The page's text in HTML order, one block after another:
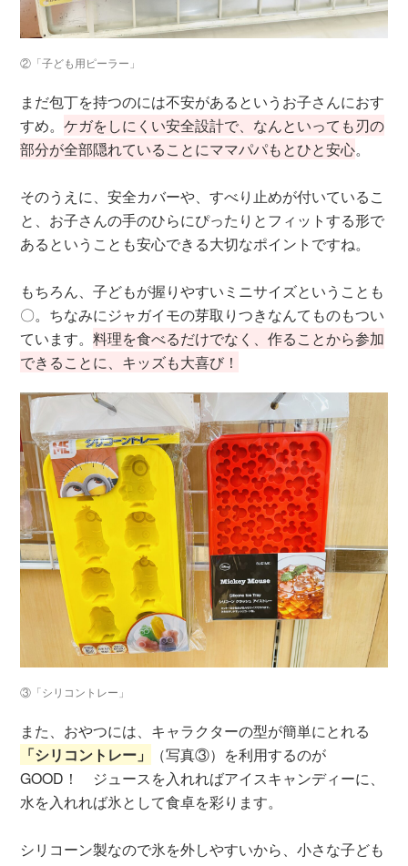
②「子ども用ピーラー」
まだ包丁を持つのには不安があるというお子さんにおす
すめ。ケガをしにくい安全設計で、なんといっても刃の
部分が全部隠れていることにママパパもとひと安心。
そのうえに、安全カバーや、すべり止めが付いているこ
と、お子さんの手のひらにぴったりとフィットする形で
あるということも安心できる大切なポイントですね。
もちろん、子どもが握りやすいミニサイズということも
〇。ちなみにジャガイモの芽取りつきなんてものもつい
ています。料理を食べるだけでなく、作ることから参加
できることに、キッズも大喜び！
③「シリコントレー」
また、おやつには、キャラクターの型が簡単にとれる
「シリコントレー」
（写真③）を利用するのが
GOOD！ ジュースを入れればアイスキャンディーに、
水を入れれば氷として食卓を彩ります。
シリコーン製なので氷を外しやすいから、小さな子ども